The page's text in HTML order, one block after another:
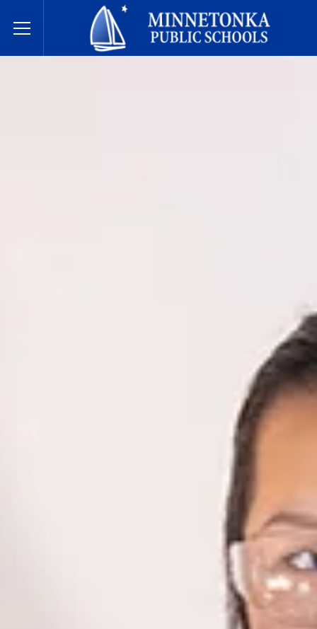
Toggle Menu
Dugsiyada Dadweynaha ee Minnetonka